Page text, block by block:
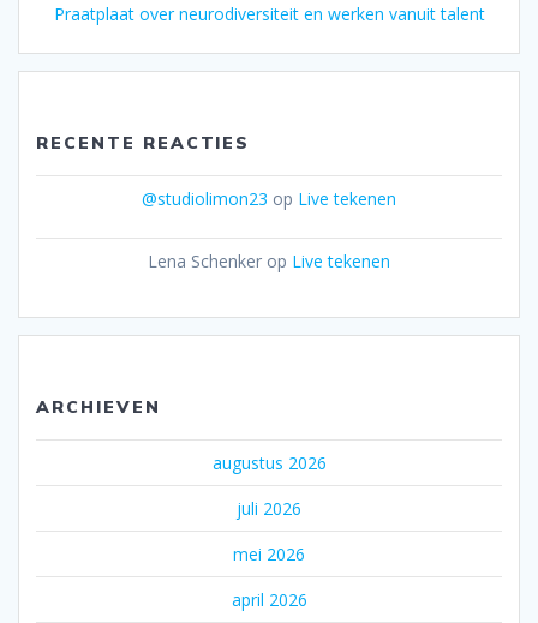
Praatplaat over neurodiversiteit en werken vanuit talent
RECENTE REACTIES
@studiolimon23 op Live tekenen
Lena Schenker op Live tekenen
ARCHIEVEN
augustus 2026
juli 2026
mei 2026
april 2026